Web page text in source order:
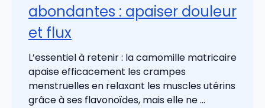
abondantes : apaiser douleur
et flux
L’essentiel à retenir : la camomille matricaire
apaise efficacement les crampes
menstruelles en relaxant les muscles utérins
grâce à ses flavonoïdes, mais elle ne ...